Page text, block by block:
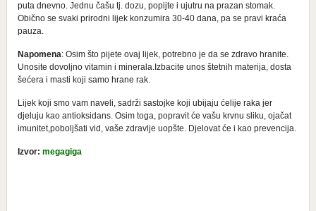
puta dnevno. Jednu čašu tj. dozu, popijte i ujutru na prazan stomak.
Obično se svaki prirodni lijek konzumira 30-40 dana, pa se pravi kraća
pauza.
Napomena: Osim što pijete ovaj lijek, potrebno je da se zdravo hranite.
Unosite dovoljno vitamin i minerala.Izbacite unos štetnih materija, dosta
šećera i masti koji samo hrane rak.
Lijek koji smo vam naveli, sadrži sastojke koji ubijaju ćelije raka jer
djeluju kao antioksidans. Osim toga, popravit će vašu krvnu sliku, ojačat
imunitet,poboljšati vid, vaše zdravlje uopšte. Djelovat će i kao prevencija.
Izvor: megagiga